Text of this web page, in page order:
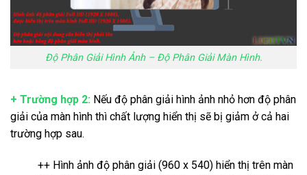
Độ Phân Giải Hình Ảnh – Độ Phân Giải Màn Hình.
+ Trường hợp 2: Nếu độ phân giải hình ảnh nhỏ hơn độ phân
giải của màn hình thì chất lượng hiển thị sẽ bị giảm ở cả hai
trường hợp sau.
++ Hình ảnh độ phân giải (960 x 540) hiển thị trên màn